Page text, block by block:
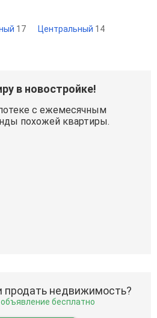
17 Центральный 14
в новостройке!
с ежемесячным
похожей квартиры.
продать недвижимость?
бесплатно